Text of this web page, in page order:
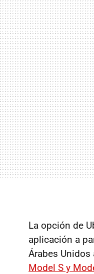
La opción de
aplicación a
Árabes
Model S y